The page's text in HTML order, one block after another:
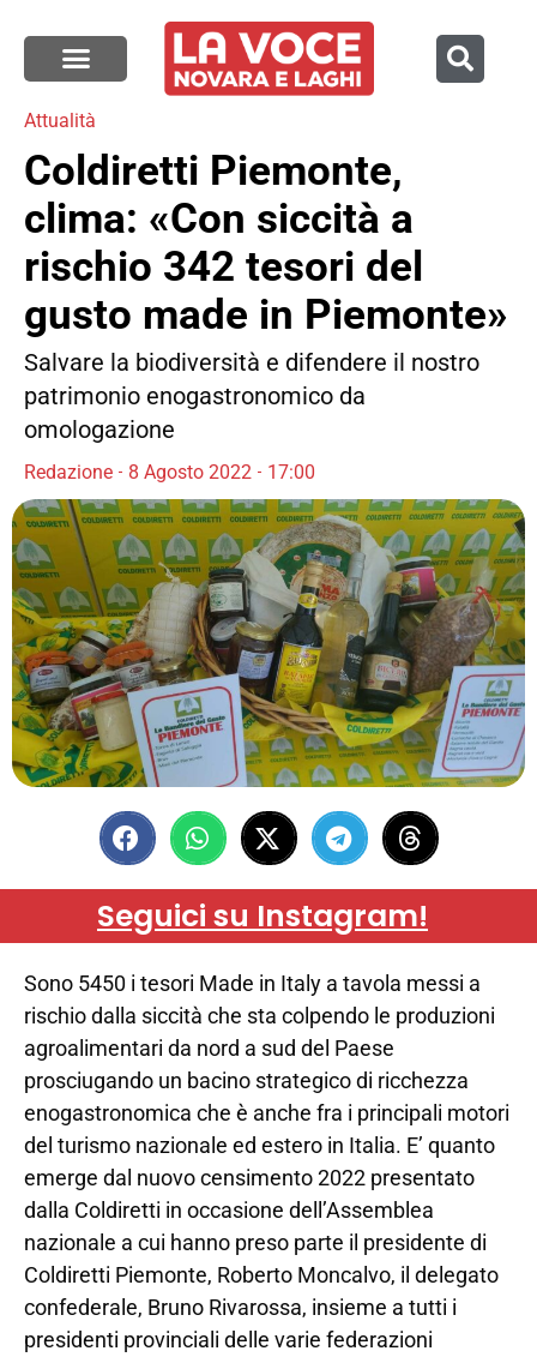
Attualità
Coldiretti Piemonte,
clima: «Con siccità a
rischio 342 tesori del
gusto made in Piemonte»
Salvare la biodiversità e difendere il nostro
patrimonio enogastronomico da
omologazione
Redazione 8 Agosto 2022 17:00
Seguici su Instagram!
Sono 5450 i tesori Made in Italy a tavola messi a
rischio dalla siccità che sta colpendo le produzioni
agroalimentari da nord a sud del Paese
prosciugando un bacino strategico di ricchezza
enogastronomica che è anche fra i principali motori
del turismo nazionale ed estero in Italia. E’ quanto
emerge dal nuovo censimento 2022 presentato
dalla Coldiretti in occasione dell’Assemblea
nazionale a cui hanno preso parte il presidente di
Coldiretti Piemonte, Roberto Moncalvo, il delegato
confederale, Bruno Rivarossa, insieme a tutti i
presidenti provinciali delle varie federazioni